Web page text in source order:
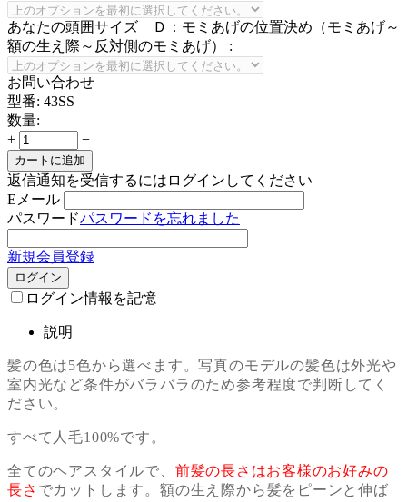
あなたの頭囲サイズ Ｄ：モミあげの位置決め（モミあげ～
額の生え際～反対側のモミあげ） :
お問い合わせ
型番: 43SS
数量:
+
−
カートに追加
返信通知を受信するにはログインしてください
Eメール
パスワードパスワードを忘れました
新規会員登録
ログイン
ログイン情報を記憶
説明
髪の色は5色から選べます。写真のモデルの髪色は外光や
室内光など条件がバラバラのため参考程度で判断してく
ださい。
すべて人毛100%です。
全てのヘアスタイルで、 前髪の長さはお客様のお好みの
長さ でカットします。額の生え際から髪をピーンと伸ば